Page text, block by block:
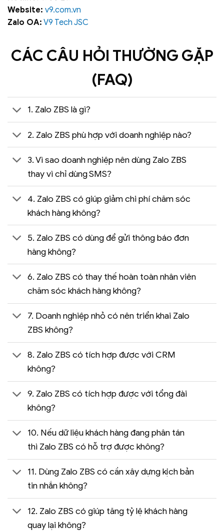
Website: v9.com.vn
Zalo OA: V9 Tech JSC
CÁC CÂU HỎI THƯỜNG GẶP
(FAQ)
1. Zalo ZBS là gì?
2. Zalo ZBS phù hợp với doanh nghiệp nào?
3. Vì sao doanh nghiệp nên dùng Zalo ZBS
thay vì chỉ dùng SMS?
4. Zalo ZBS có giúp giảm chi phí chăm sóc
khách hàng không?
5. Zalo ZBS có dùng để gửi thông báo đơn
hàng không?
6. Zalo ZBS có thay thế hoàn toàn nhân viên
chăm sóc khách hàng không?
7. Doanh nghiệp nhỏ có nên triển khai Zalo
ZBS không?
8. Zalo ZBS có tích hợp được với CRM
không?
9. Zalo ZBS có tích hợp được với tổng đài
không?
10. Nếu dữ liệu khách hàng đang phân tán
thì Zalo ZBS có hỗ trợ được không?
11. Dùng Zalo ZBS có cần xây dựng kịch bản
tin nhắn không?
12. Zalo ZBS có giúp tăng tỷ lệ khách hàng
quay lại không?